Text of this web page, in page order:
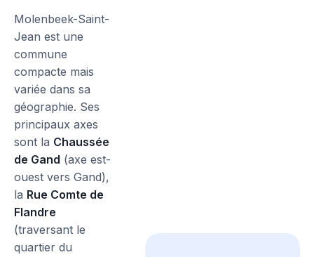
Molenbeek-Saint-
Jean est une
commune
compacte mais
variée dans sa
géographie. Ses
principaux axes
sont la Chaussée
de Gand (axe est-
ouest vers Gand),
la Rue Comte de
Flandre
(traversant le
quartier du